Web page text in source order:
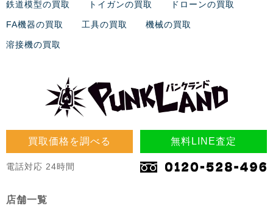
買取価格を調べる 無料LINE査定
電話対応 24時間
店舗一覧
鉄道模型の買取 トイガンの買取 ドローンの買取
FA機器の買取 工具の買取 機械の買取
溶接機の買取